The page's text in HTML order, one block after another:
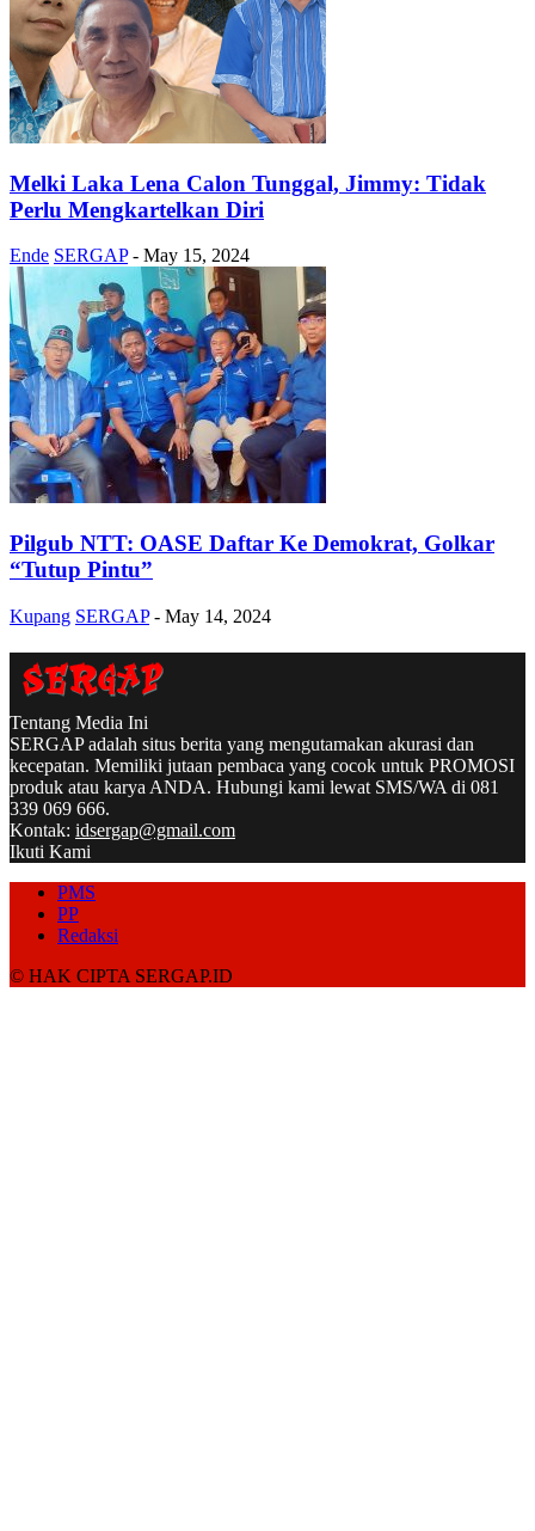
Melki Laka Lena Calon Tunggal, Jimmy: Tidak
Perlu Mengkartelkan Diri
Ende SERGAP - May 15, 2024
Pilgub NTT: OASE Daftar Ke Demokrat, Golkar
“Tutup Pintu”
Kupang SERGAP - May 14, 2024
Tentang Media Ini
SERGAP adalah situs berita yang mengutamakan akurasi dan
kecepatan. Memiliki jutaan pembaca yang cocok untuk PROMOSI
produk atau karya ANDA. Hubungi kami lewat SMS/WA di 081
339 069 666.
Kontak: idsergap@gmail.com
Ikuti Kami
PMS
PP
Redaksi
© HAK CIPTA SERGAP.ID